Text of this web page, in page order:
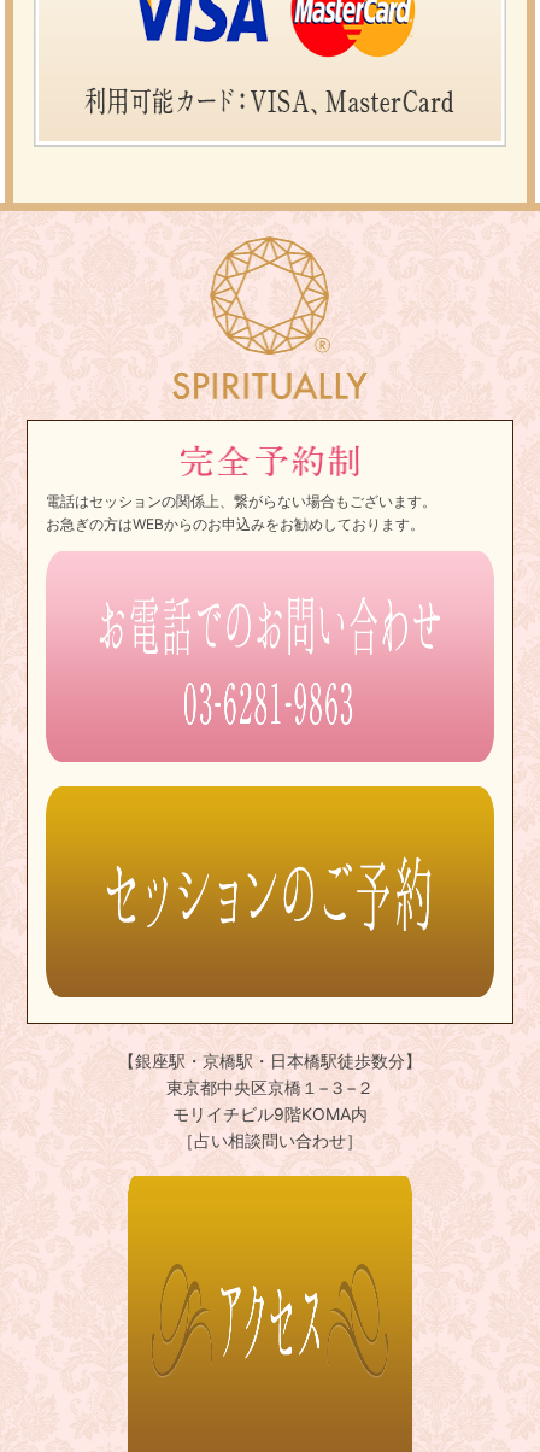
電話はセッションの関係上、繋がらない場合もございます。
お急ぎの方はWEBからのお申込みをお勧めしております。
【銀座駅・京橋駅・日本橋駅徒歩数分】
東京都中央区京橋１−３−２
モリイチビル9階KOMA内
［占い相談問い合わせ］